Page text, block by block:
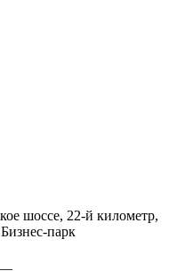
шоссе, 22-й километр,
парк